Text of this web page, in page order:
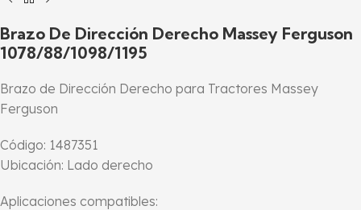
Brazo De Dirección Derecho Massey Ferguson
1078/88/1098/1195
Brazo de Dirección Derecho para Tractores Massey
Ferguson
Código: 1487351
Ubicación: Lado derecho
Aplicaciones compatibles: